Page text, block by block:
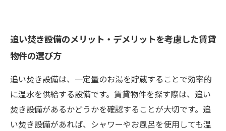
追い焚き設備のメリット・デメリットを考慮した賃貸
物件の選び方
追い焚き設備は、一定量のお湯を貯蔵することで効率的
に温水を供給する設備です。賃貸物件を探す際は、追い
焚き設備があるかどうかを確認することが大切です。追
い焚き設備があれば、シャワーやお風呂を使用しても温